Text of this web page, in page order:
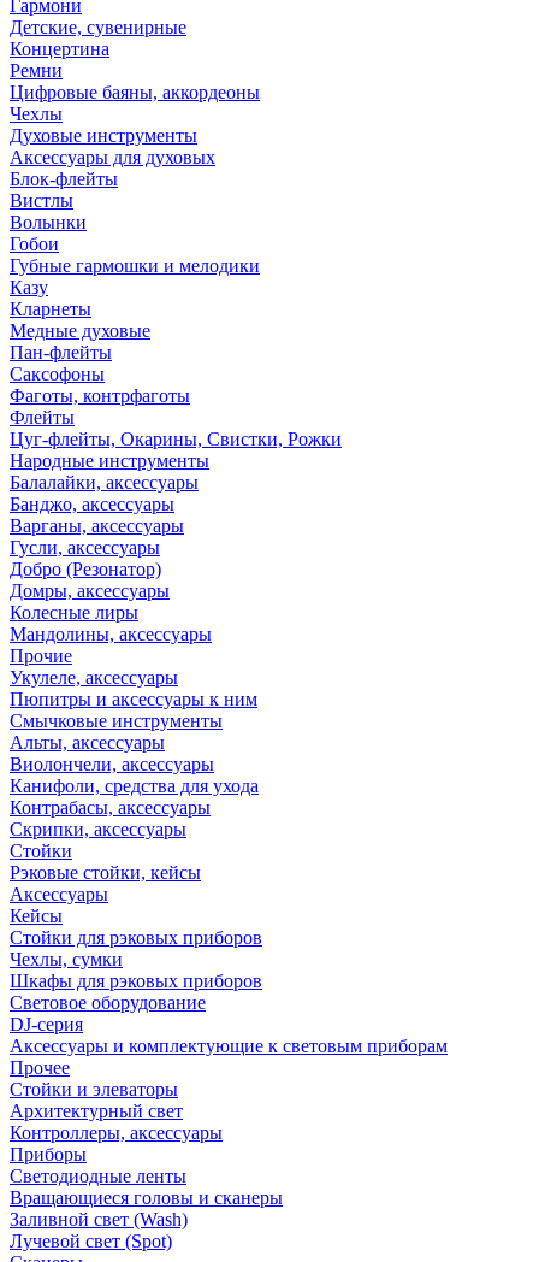
Гармони
Детские, сувенирные
Концертина
Ремни
Цифровые баяны, аккордеоны
Чехлы
Духовые инструменты
Аксессуары для духовых
Блок-флейты
Вистлы
Волынки
Гобои
Губные гармошки и мелодики
Казу
Кларнеты
Медные духовые
Пан-флейты
Саксофоны
Фаготы, контрфаготы
Флейты
Цуг-флейты, Окарины, Свистки, Рожки
Народные инструменты
Балалайки, аксессуары
Банджо, аксессуары
Варганы, аксессуары
Гусли, аксессуары
Добро (Резонатор)
Домры, аксессуары
Колесные лиры
Мандолины, аксессуары
Прочие
Укулеле, аксессуары
Пюпитры и аксессуары к ним
Смычковые инструменты
Альты, аксессуары
Виолончели, аксессуары
Канифоли, средства для ухода
Контрабасы, аксессуары
Скрипки, аксессуары
Стойки
Рэковые стойки, кейсы
Аксессуары
Кейсы
Стойки для рэковых приборов
Чехлы, сумки
Шкафы для рэковых приборов
Световое оборудование
DJ-серия
Аксессуары и комплектующие к световым приборам
Прочее
Стойки и элеваторы
Архитектурный свет
Контроллеры, аксессуары
Приборы
Светодиодные ленты
Вращающиеся головы и сканеры
Заливной свет (Wash)
Лучевой свет (Spot)